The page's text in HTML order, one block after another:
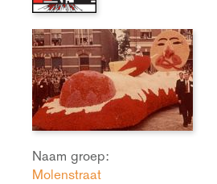
Naam groep:
Molenstraat